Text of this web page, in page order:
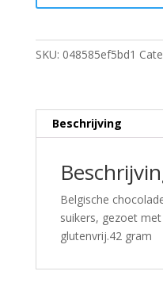
SKU: 048585ef5bd1
Beschrijving
Belgische
suikers, gezoet
glutenvrij.42 gram